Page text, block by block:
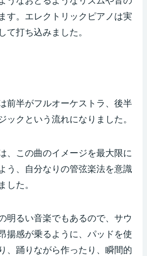
す。エレクトリックピアノは実
て打ち込みました。
前半がフルオーケストラ、後半
ックという流れになりました。
、この曲のイメージを最大限に
う、自分なりの管弦楽法を意識
した。
明るい音楽でもあるので、サウ
揚感が乗るように、パッドを使
、踊りながら作ったり、瞬間的